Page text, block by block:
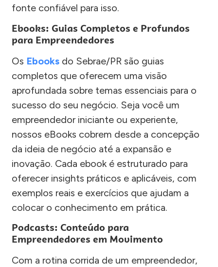
fonte confiável para isso.
Ebooks: Guias Completos e Profundos
para Empreendedores
Os Ebooks do Sebrae/PR são guias
completos que oferecem uma visão
aprofundada sobre temas essenciais para o
sucesso do seu negócio. Seja você um
empreendedor iniciante ou experiente,
nossos eBooks cobrem desde a concepção
da ideia de negócio até a expansão e
inovação. Cada ebook é estruturado para
oferecer insights práticos e aplicáveis, com
exemplos reais e exercícios que ajudam a
colocar o conhecimento em prática.
Podcasts: Conteúdo para
Empreendedores em Movimento
Com a rotina corrida de um empreendedor,